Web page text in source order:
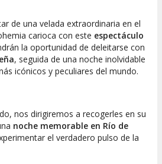
de una velada extraordinaria en el
carioca con este espectáculo
la oportunidad de deleitarse con
, seguida de una noche inolvidable
icónicos y peculiares del mundo.
nos dirigiremos a recogerles en su
noche memorable en Río de
el verdadero pulso de la